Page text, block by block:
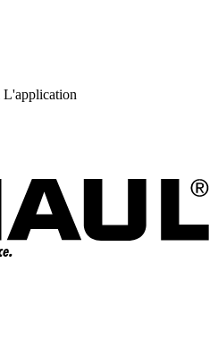
L'application